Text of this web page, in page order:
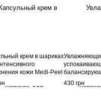
крем в шариках
кожи Medi-Peel
Aqua Cream, 50 мл
лица с
AC Cica
430 грн